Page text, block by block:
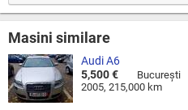
Masini similare
Audi A6
5,500 €
Bucureşti
2005, 215,000 km